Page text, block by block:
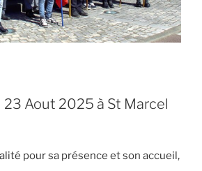
Aout 2025 à St Marcel
pour sa présence et son accueil,